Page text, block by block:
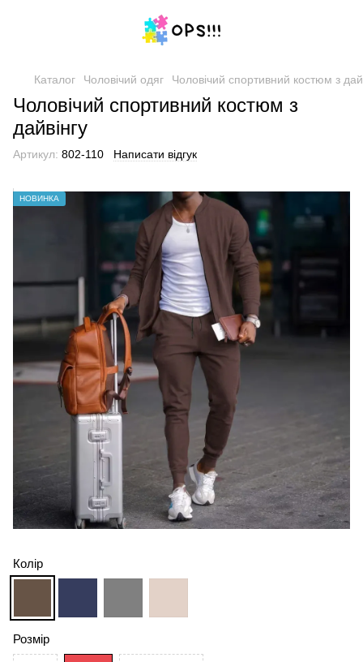
Каталог Чоловічий одяг Чоловічий спортивний костюм з
Чоловічий спортивний костюм з
дайвінгу
Артикул: 802-110 Написати відгук
НОВИНКА
Колір
Розмір